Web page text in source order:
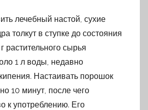
лечебный настой, сухие
толкут в ступке до состояния
растительного сырья
1 л воды, недавно
Настаивать порошок
10 минут, после чего
к употреблению. Его